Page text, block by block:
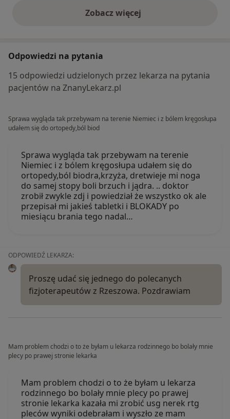
Zobacz więcejopinie powyżej
Odpowiedzi na pytania
15 odpowiedzi udzielonych przez lekarza na pytania
pacjentów na ZnanyLekarz.pl
Sprawa wygląda tak przebywam na terenie Niemiec i z bólem kręgosłupa
udałem się do ortopedy,ból biod
Sprawa wygląda tak przebywam na terenie
Niemiec i z bólem kręgosłupa udałem się do
ortopedy,ból biodra,krzyża, dretwieje mi noga
do samej stopy boli brzuch i jądra. .. doktor
zrobił zwykle zdj i powiedział że wszystko ok ale
przepisał mi jakieś tabletki i BLOKADY po
miesiącu brania tego nadal…
ODPOWIEDŹ LEKARZA:
Proszę udać się jednego do polecanych
fizjoterapeutów z Rzeszowa. Pozdrawiam
Mam problem chodzi o to że byłam u lekarza rodzinnego bo bolały mnie
plecy po prawej stronie lekarka
Mam problem chodzi o to że byłam u lekarza
rodzinnego bo bolały mnie plecy po prawej
stronie lekarka kazała mi zrobić usg nerek rtg
pleców wyniki odebrałam i wyszło ze mam